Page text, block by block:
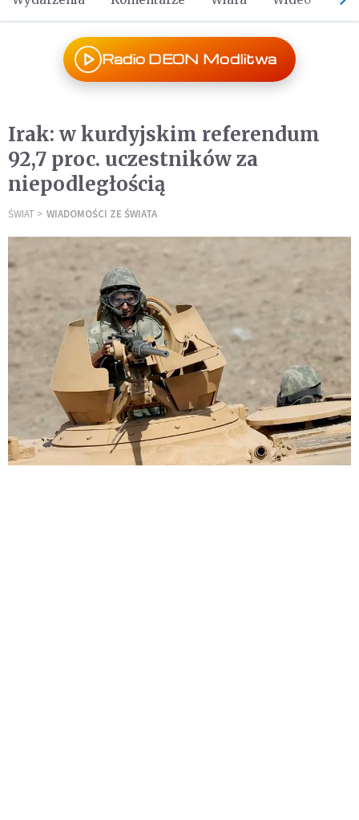
Radio DEON Modlitwa
Irak: w kurdyjskim referendum
92,7 proc. uczestników za
niepodległością
ŚWIAT WIADOMOŚCI ZE ŚWIATA